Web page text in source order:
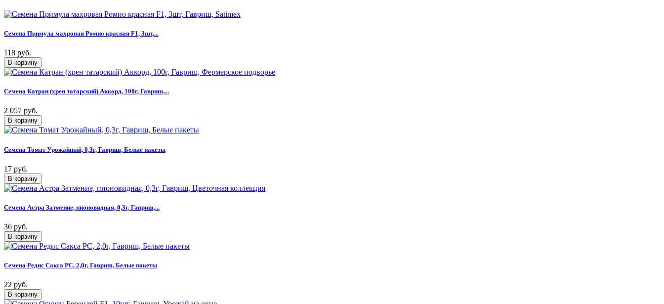
Семена Примула махровая Ромио красная F1, 3шт,...
118 руб.
Семена Катран (хрен татарский) Аккорд, 100г, Гавриш,...
2 057 руб.
Семена Томат Урожайный, 0,3г, Гавриш, Белые пакеты
17 руб.
Семена Астра Затмение, пионовидная, 0,3г, Гавриш,...
36 руб.
Семена Редис Сакса РС, 2,0г, Гавриш, Белые пакеты
22 руб.